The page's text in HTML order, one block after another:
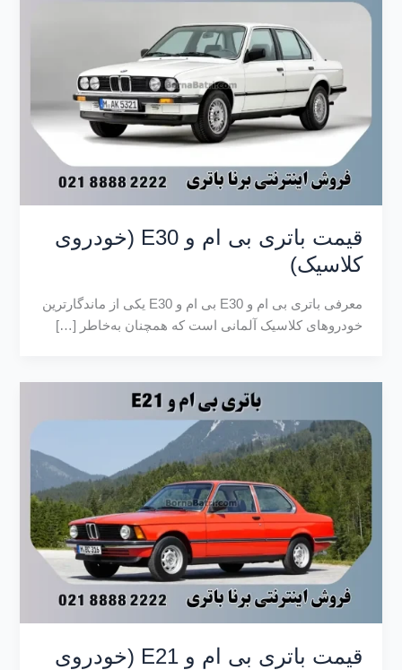
قیمت باتری بی ام و E30 (خودروی
کلاسیک)
معرفی باتری بی ام و E30 بی‌ ام‌ و E30 یکی از ماندگارترین
خودروهای کلاسیک آلمانی است که همچنان به‌خاطر […]
قیمت باتری بی ام و E21 (خودروی